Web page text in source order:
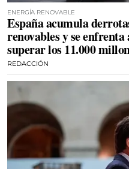
ENERGÍA RENOVABLE
España acumula
renovables y se
superar los 11.000
REDACCIÓN